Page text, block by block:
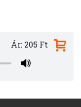
Ár: 205 Ft